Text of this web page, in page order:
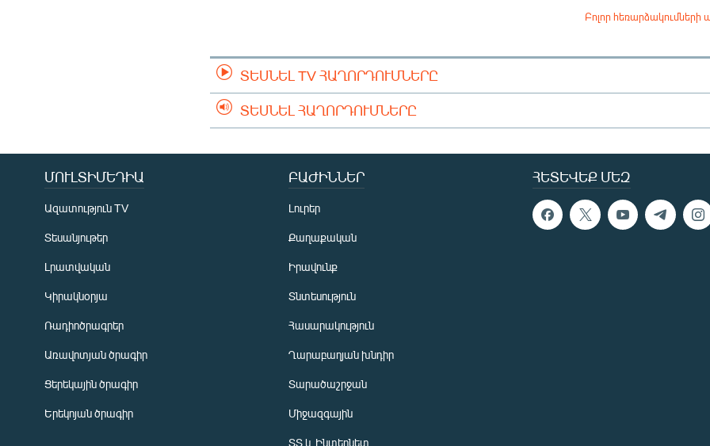
Բոլոր հեռարձակումների
ՏԵՍՆԵԼ TV ՀԱՂՈՐԴՈՒՄՆԵՐԸ
ՏԵՍՆԵԼ ՀԱՂՈՐԴՈՒՄՆԵՐԸ
ՀԵՏԵՎԵՔ ՄԵԶ
ՄՈՒԼՏԻՄԵԴԻԱ
Ազատություն TV
Տեսանյութեր
Լրատվական
Կիրակնօրյա
Ռադիոծրագրեր
Առավոտյան ծրագիր
Ցերեկային ծրագիր
Երեկոյան ծրագիր
ԲԱԺԻՆՆԵՐ
Լուրեր
Քաղաքական
Իրավունք
Տնտեսություն
Հասարակություն
Ղարաբաղյան խնդիր
Տարածաշրջան
Միջազգային
ՏՏ և Ինտերնետ